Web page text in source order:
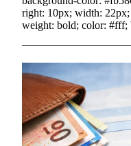
right: 10px; width:
weight: bold; color: #fff;